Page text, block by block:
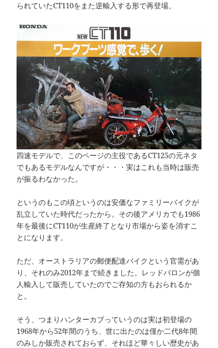
られていたCT110をまた逆輸入する形で再登場。
四速モデルで、このページの主役であるCT125の元ネタ
でもあるモデルなんですが・・・実はこれも当時は販売
が振るわなかった。
というのもこの頃というのは安価なファミリーバイクが
乱立していた時代だったから。その後アメリカでも1986
年を最後にCT110が生産終了となり市場から姿を消すこ
とになります。
ただ、オーストラリアの郵便配達バイクという官需があ
り、それのみ2012年まで続きました。レッドバロンが個
人輸入して販売していたのでご存知の方もおられるか
と。
そう、つまりハンターカブっていうのは実は初登場の
1968年から52年間のうち、世に出たのは僅か二代8年間
のみしか販売されておらず、それほど華々しい歴史があ